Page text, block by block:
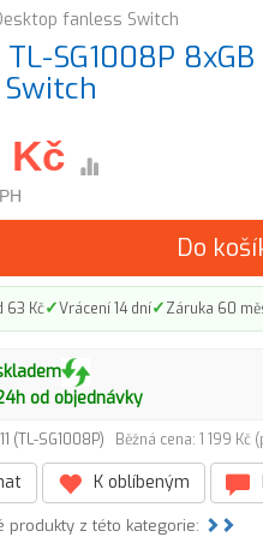
fanless Switch
SG1008P
Kč
Do
63 Kč✓Vrácení 14 dní✓Záruka 60
od objednávky
(TL-SG1008P) Běžná cena: 1 199
K oblíbeným
produkty z této kategorie: